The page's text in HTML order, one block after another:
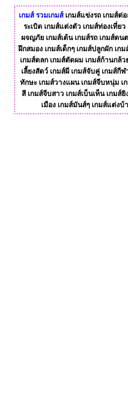
เกมส์ รวมเกมส์ เกมส์แข่งรถ เกมส์ต่อ
ระเบิด เกมส์แต่งตัว เกมส์ท่องเที่ยว
ผจญภัย เกมส์เต้น เกมส์รถ เกมส์ดน
ฝึกสมอง เกมส์เด็กๆ เกมส์ปลูกผัก เก
เกมส์ตลก เกมส์ตัดผม เกมส์ก้านกล้ว
เลี้ยงสัตว์ เกมส์ผี เกมส์จับคู่ เกมส์กีฬ
ทักษะ เกมส์วางแผน เกมส์จีบหนุ่ม เ
สี เกมส์จีบสาว เกมส์เบ็นเท็น เกมส์ยิ
เมือง เกมส์มันส์ๆ เกมส์แต่งบ้